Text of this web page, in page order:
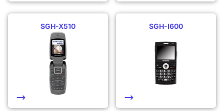
SGH-X510 SGH-I600